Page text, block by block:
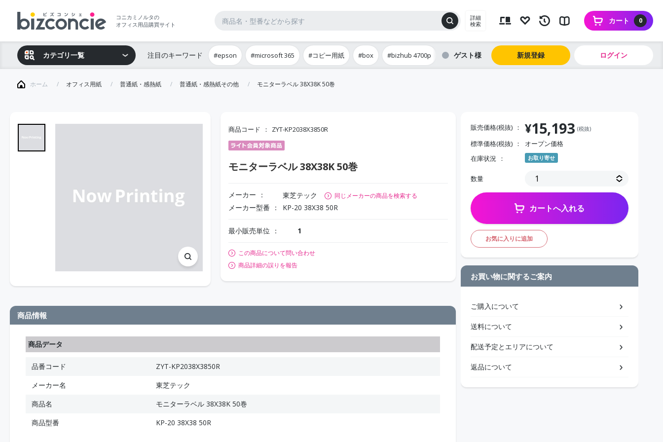
コニカミノルタの
オフィス用品購買サイト
詳細
検索
0
カート
カテゴリ一覧 注目のキーワード #epson #microsoft 365 #コピー用紙 #box #bizhub 4700p ゲスト 新規登録 ログイン
ホーム オフィス用紙 普通紙・感熱紙 普通紙・感熱紙その他 モニターラベル 38X38K 50巻
商品コード ZYT-KP2038X3850R
モニターラベル 38X38K 50巻
メーカー 東芝テック 同じメーカーの商品を検索する
メーカー型番 KP-20 38X38 50R
最小販売単位 1
この商品について問い合わせ
商品詳細の誤りを報告
商品情報
商品データ
品番コード
ZYT-KP2038X3850R
メーカー名
東芝テック
商品名
モニターラベル 38X38K 50巻
商品型番
KP-20 38X38 50R
販売価格(税抜) ¥15,193 (税抜)
標準価格(税抜)
オープン価格
在庫状況
お取り寄せ
数量
カートへ入れる
お気に入りに追加
お買い物に関するご案内
ご購入について
送料について
配送予定とエリアについて
返品について